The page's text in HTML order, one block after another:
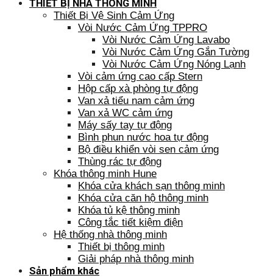
THIẾT BỊ NHÀ THÔNG MINH
Thiết Bị Vệ Sinh Cảm Ứng
Vòi Nước Cảm Ứng TPPRO
Vòi Nước Cảm Ứng Lavabo
Vòi Nước Cảm Ứng Gắn Tường
Vòi Nước Cảm Ứng Nóng Lạnh
Vòi cảm ứng cao cấp Stern
Hộp cấp xà phòng tự động
Van xả tiểu nam cảm ứng
Van xả WC cảm ứng
Máy sấy tay tự động
Bình phun nước hoa tự động
Bộ điều khiển vòi sen cảm ứng
Thùng rác tự động
Khóa thông minh Hune
Khóa cửa khách sạn thông minh
Khóa cửa căn hộ thông minh
Khóa tủ kệ thông minh
Công tắc tiết kiệm điện
Hệ thống nhà thông minh
Thiết bị thông minh
Giải pháp nhà thông minh
Sản phẩm khác